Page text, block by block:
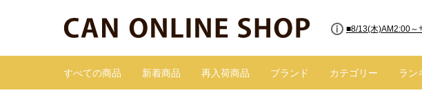
■8/13(木)AM2:00～
すべての商品 新着商品 再入荷商品 ブランド カテゴリー ラン